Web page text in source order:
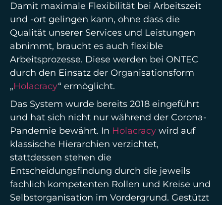
Damit maximale Flexibilität bei Arbeitszeit
und -ort gelingen kann, ohne dass die
Qualität unserer Services und Leistungen
abnimmt, braucht es auch flexible
Arbeitsprozesse. Diese werden bei ONTEC
durch den Einsatz der Organisationsform
„Holacracy“ ermöglicht.
Das System wurde bereits 2018 eingeführt
und hat sich nicht nur während der Corona-
Pandemie bewährt. In Holacracy wird auf
klassische Hierarchien verzichtet,
stattdessen stehen die
Entscheidungsfindung durch die jeweils
fachlich kompetenten Rollen und Kreise und
Selbstorganisation im Vordergrund. Gestützt